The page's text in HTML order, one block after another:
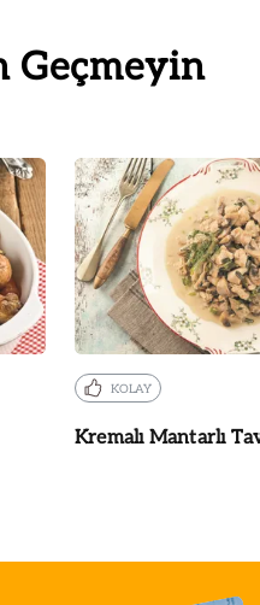
Geçmeyin
KOLAY
Kremalı Mantarlı